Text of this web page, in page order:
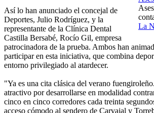
La
Así lo han anunciado el concejal de
Deportes, Julio Rodríguez, y la
representante de la Clínica Dental
Castilla Bersabé, Rocío Gil, empresa
patrocinadora de la prueba. Ambos han
participar en esta iniciativa, que combina
entorno privilegiado al atardecer.
"Ya es una cita clásica del verano
atractivo por desarrollarse en modalidad
cinco en cinco corredores cada treinta
acceso cómodo al sendero de Carvajal y